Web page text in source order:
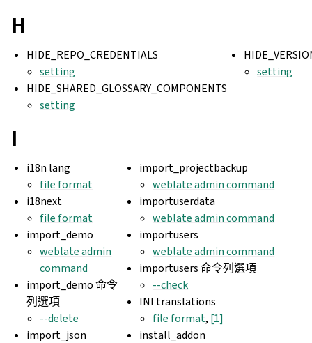
H
HIDE_REPO_CREDENTIALS
setting
HIDE_SHARED_GLOSSARY_COMPONENTS
setting
setting
I
i18n lang
file format
i18next
file format
import_demo
weblate admin
command
import_demo 命令
列選項
--delete
import_json
import_projectbackup
weblate admin command
importuserdata
weblate admin command
importusers
weblate admin command
importusers 命令列選項
--check
INI translations
file format, [1]
install_addon